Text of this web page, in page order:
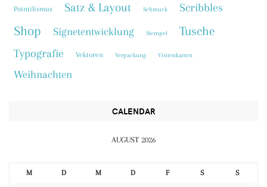
Pointilismus Satz & Layout Schmuck Scribbles
Shop Signetentwicklung Stempel Tusche
Typografie Vektoren Verpackung Visitenkarten
Weihnachten
CALENDAR
AUGUST 2026
M D M D F S S